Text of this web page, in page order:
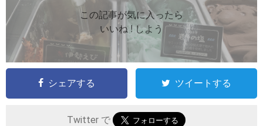
この記事が気に入ったら
いいね ! しよう
シェアする ツイートする
Twitter で